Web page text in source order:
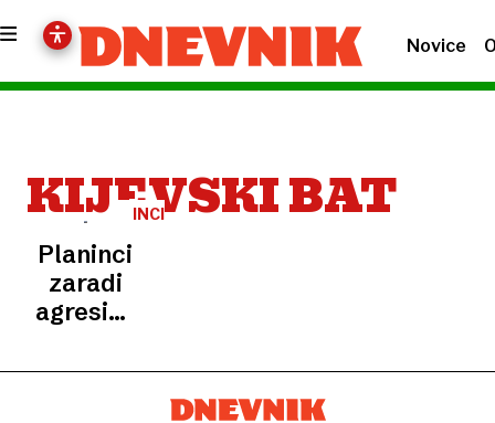
Novice
KIJEVSKI BAT
INCIDENT
Planinci
zaradi
agresivnega
morali
odpovedati